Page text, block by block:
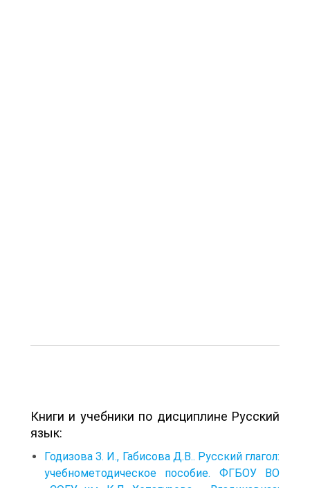
Книги и учебники по дисциплине Русский
язык:
Годизова З. И., Габисова Д.В.. Русский глагол:
учебнометодическое пособие. ФГБОУ ВО